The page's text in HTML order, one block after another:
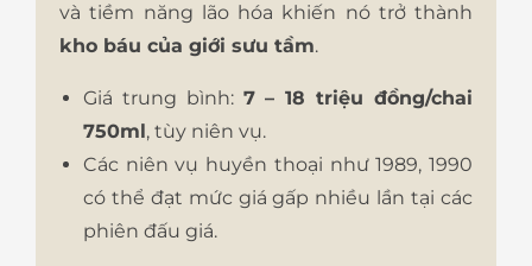
và tiềm năng lão hóa khiến nó trở thành
kho báu của giới sưu tầm.
Giá trung bình: 7 – 18 triệu đồng/chai
750ml , tùy niên vụ.
Các niên vụ huyền thoại như 1989, 1990
có thể đạt mức giá gấp nhiều lần tại các
phiên đấu giá.